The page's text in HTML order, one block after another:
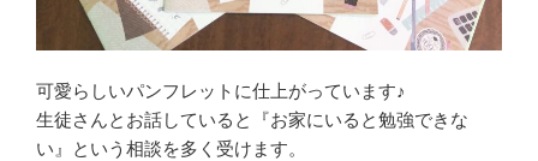
可愛らしいパンフレットに仕上がっています♪
生徒さんとお話していると『お家にいると勉強できな
い』という相談を多く受けます。